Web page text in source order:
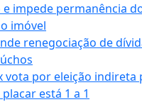
impede permanência
imóvel
renegociação de
vota por eleição indireta
está 1 a 1